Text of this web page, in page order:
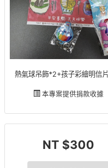
熱氣球吊飾*2+孩子彩繪明信片
本專案提供捐款收據
NT $300